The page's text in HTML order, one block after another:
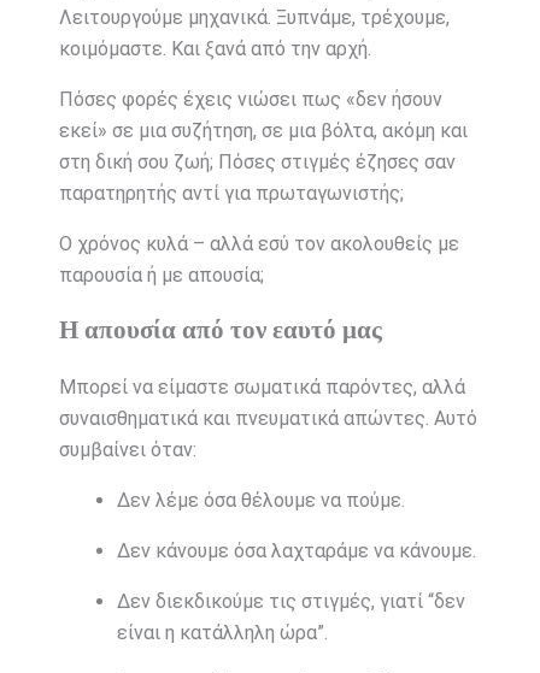
Λειτουργούμε μηχανικά. Ξυπνάμε, τρέχουμε,
κοιμόμαστε. Και ξανά από την αρχή.
Πόσες φορές έχεις νιώσει πως «δεν ήσουν
εκεί» σε μια συζήτηση, σε μια βόλτα, ακόμη και
στη δική σου ζωή; Πόσες στιγμές έζησες σαν
παρατηρητής αντί για πρωταγωνιστής;
Ο χρόνος κυλά – αλλά εσύ τον ακολουθείς με
παρουσία ή με απουσία;
Η απουσία από τον εαυτό μας
Μπορεί να είμαστε σωματικά παρόντες, αλλά
συναισθηματικά και πνευματικά απώντες. Αυτό
συμβαίνει όταν:
Δεν λέμε όσα θέλουμε να πούμε.
Δεν κάνουμε όσα λαχταράμε να κάνουμε.
Δεν διεκδικούμε τις στιγμές, γιατί “δεν
είναι η κατάλληλη ώρα”.